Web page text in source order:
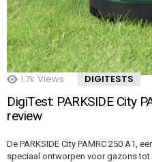
1.7k Views DIGITESTS
DigiTest: PARKSIDE City
review
De PARKSIDE City PAMRC 250 A1,
speciaal ontworpen voor gazons